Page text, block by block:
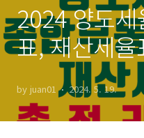
2024 양도
표, 재산세
세율표 한
by juan01 2024. 5. 19.